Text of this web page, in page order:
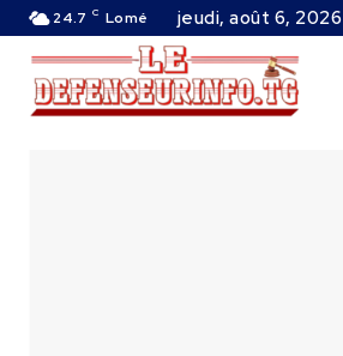
24.7 C Lomé jeudi, août 6, 2026